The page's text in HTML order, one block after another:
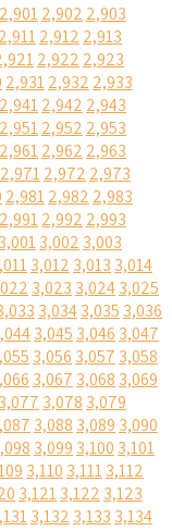
2,9012,902 2,903
2,9112,912 2,913
2,922 2,923
2,9312,932 2,933
2,9412,942 2,943
2,9512,952 2,953
2,9612,962 2,963
2,9712,972 2,973
2,9812,982 2,983
2,9912,992 2,993
3,0013,002 3,003
3,012 3,013 3,014
3,023 3,0243,025
3,0343,035 3,036
3,045 3,046 3,047
3,056 3,057 3,058
3,067 3,068 3,069
3,077 3,078 3,079
3,088 3,089 3,090
3,099 3,100 3,101
3,110 3,1113,112
3,1213,122 3,123
3,132 3,133 3,134